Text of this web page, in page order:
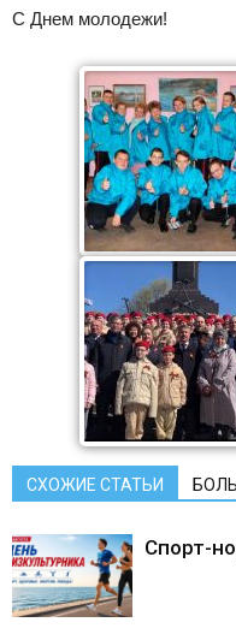
С Днем молодежи!
СХОЖИЕ СТАТЬИ
Спорт-